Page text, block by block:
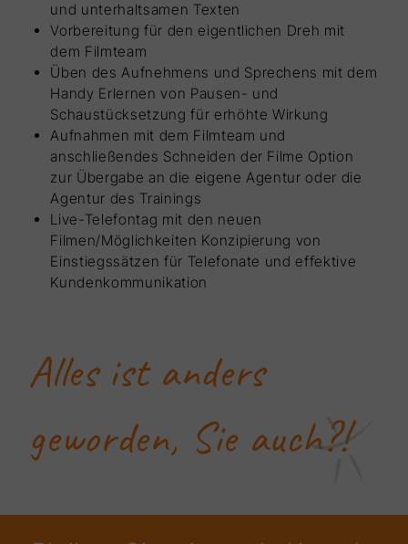
und unterhaltsamen Texten
Vorbereitung für den eigentlichen Dreh mit
dem Filmteam
Üben des Aufnehmens und Sprechens mit dem
Handy Erlernen von Pausen- und
Schaustücksetzung für erhöhte Wirkung
Aufnahmen mit dem Filmteam und
anschließendes Schneiden der Filme Option
zur Übergabe an die eigene Agentur oder die
Agentur des Trainings
Live-Telefontag mit den neuen
Filmen/Möglichkeiten Konzipierung von
Einstiegssätzen für Telefonate und effektive
Kundenkommunikation
Alles ist anders
geworden, Sie auch?!